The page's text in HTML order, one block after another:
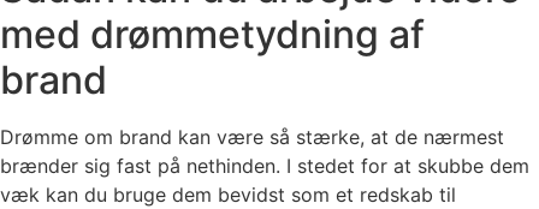
med drømmetydning af
brand
Drømme om brand kan være så stærke, at de nærmest
brænder sig fast på nethinden. I stedet for at skubbe dem
væk kan du bruge dem bevidst som et redskab til